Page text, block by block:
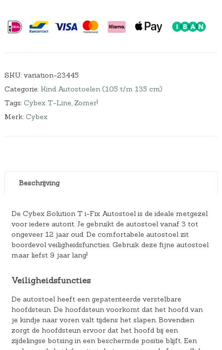
SKU: variation-23445
Categorie: Kind Autostoelen (105 t/m 135 cm)
Tags: Cybex T-Line, Zomer!
Merk: Cybex
Beschrijving
De Cybex Solution T i-Fix Autostoel is de ideale metgezel
voor iedere autorit. Je gebruikt de autostoel vanaf 3 tot
ongeveer 12 jaar oud. De comfortabele autostoel zit
boordevol veiligheidsfuncties. Gebruik deze fijne autostoel
maar liefst 9 jaar lang!
Veiligheidsfuncties
De autostoel heeft een gepatenteerde verstelbare
hoofdsteun. De hoofdsteun voorkomt dat het hoofd van
je kindje naar voren valt tijdens het slapen. Bovendien
zorgt de hoofdsteun ervoor dat het hoofd bij een
zijdelingse botsing in een beschermde positie blijft. Een